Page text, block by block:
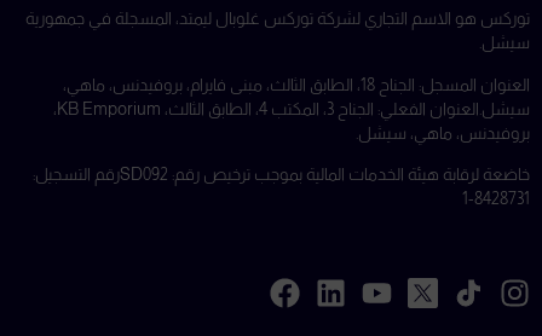
توركس هو الاسم التجاري لشركة توركس غلوبال ليمتد، المسجلة في جمهورية
سيشل.
العنوان المسجل: الجناح 18، الطابق الثالث، مبنى فايرام، بروفيدنس، ماهي،
سيشل.
العنوان الفعلي: الجناح 3، المكتب 4، الطابق الثالث، KB Emporium،
بروفيدنس، ماهي، سيشل.
خاضعة لرقابة هيئة الخدمات المالية بموجب ترخيص رقم: SD092
رقم التسجيل:
8428731-1